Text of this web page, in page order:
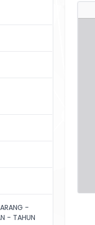
-
- TAHUN